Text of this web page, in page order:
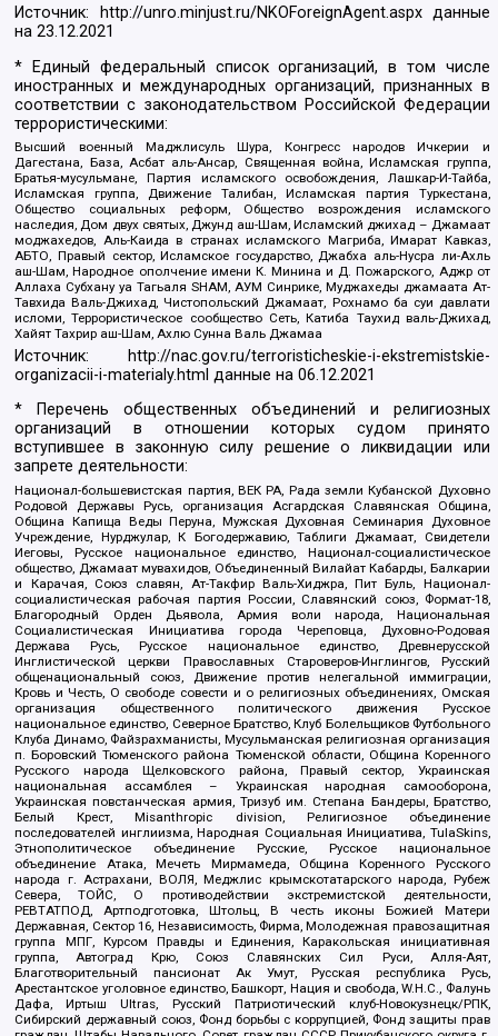
Источник: http://unro.minjust.ru/NKOForeignAgent.aspxданные
на23.12.2021
* Единый федеральный список организаций, в том числе
иностранных и международных организаций, признанных в
соответствии с законодательством Российской Федерации
террористическими:
Высший военный Маджлисуль Шура, Конгресс народов Ичкерии и
Дагестана, База, Асбат аль-Ансар, Священная война, Исламская группа,
Братья-мусульмане, Партия исламского освобождения, Лашкар-И-Тайба,
Исламская группа, Движение Талибан, Исламская партия Туркестана,
Общество социальных реформ, Общество возрождения исламского
наследия, Дом двух святых, Джунд аш-Шам, Исламский джихад – Джамаат
моджахедов, Аль-Каида в странах исламского Магриба, Имарат Кавказ,
АБТО, Правый сектор, Исламское государство, Джабха аль-Нусра ли-Ахль
аш-Шам, Народное ополчение имени К. Минина и Д. Пожарского, Аджр от
Аллаха Субхану уа Тагьаля SHAM, АУМ Синрике, Муджахеды джамаата Ат-
Тавхида Валь-Джихад, Чистопольский Джамаат, Рохнамо ба суи давлати
исломи, Террористическое сообщество Сеть, Катиба Таухид валь-Джихад,
Хайят Тахрир аш-Шам, Ахлю Сунна Валь Джамаа
Источник:
http://nac.gov.ru/terroristicheskie-i-ekstremistskie-
organizacii-i-materialy.html данные на06.12.2021
* Перечень общественных объединений и религиозных
организаций в отношении которых судом принято
вступившее в законную силу решение о ликвидации или
запрете деятельности:
Национал-большевистская партия, ВЕК РА, Рада земли Кубанской Духовно
Родовой Державы Русь, организация Асгардская Славянская Община,
Община Капища Веды Перуна, Мужская Духовная Семинария Духовное
Учреждение, Нурджулар, К Богодержавию, Таблиги Джамаат, Свидетели
Иеговы, Русское национальное единство, Национал-социалистическое
общество, Джамаат мувахидов, Объединенный Вилайат Кабарды, Балкарии
и Карачая, Союз славян, Ат-Такфир Валь-Хиджра, Пит Буль, Национал-
социалистическая рабочая партия России, Славянский союз, Формат-18,
Благородный Орден Дьявола, Армия воли народа, Национальная
Социалистическая Инициатива города Череповца, Духовно-Родовая
Держава Русь, Русское национальное единство, Древнерусской
Инглистической церкви Православных Староверов-Инглингов, Русский
общенациональный союз, Движение против нелегальной иммиграции,
Кровь и Честь, О свободе совести и о религиозных объединениях, Омская
организация общественного политического движения Русское
национальное единство, Северное Братство, Клуб Болельщиков Футбольного
Клуба Динамо, Файзрахманисты, Мусульманская религиозная организация
п. Боровский Тюменского района Тюменской области, Община Коренного
Русского народа Щелковского района, Правый сектор, Украинская
национальная ассамблея – Украинская народная самооборона,
Украинская повстанческая армия, Тризуб им. Степана Бандеры, Братство,
Белый Крест, Misanthropic division, Религиозное объединение
последователей инглиизма, Народная Социальная Инициатива, TulaSkins,
Этнополитическое объединение Русские, Русское национальное
объединение Атака, Мечеть Мирмамеда, Община Коренного Русского
народа г. Астрахани, ВОЛЯ, Меджлис крымскотатарского народа, Рубеж
Севера, ТОЙС, О противодействии экстремистской деятельности,
РЕВТАТПОД, Артподготовка, Штольц, В честь иконы Божией Матери
Державная, Сектор 16, Независимость, Фирма, Молодежная правозащитная
группа МПГ, Курсом Правды и Единения, Каракольская инициативная
группа, Автоград Крю, Союз Славянских Сил Руси, Алля-Аят,
Благотворительный пансионат Ак Умут, Русская республика Русь,
Арестантское уголовное единство, Башкорт, Нация и свобода, W.H.С., Фалунь
Дафа, Иртыш Ultras, Русский Патриотический клуб-Новокузнецк/РПК,
Сибирский державный союз, Фонд борьбы с коррупцией, Фонд защиты прав